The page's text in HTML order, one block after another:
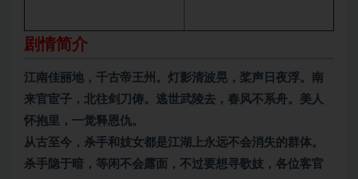
剧情简介
江南佳丽地，千古帝王州。灯影清波晃，桨声日夜浮。南
来官宦子，北往剑刀俦。逃世武陵去，春风不系舟。美人
怀抱里，一觉释恩仇。
从古至今，杀手和妓女都是江湖上永远不会消失的群体。
杀手隐于暗，等闲不会露面，不过要想寻歌妓，各位客官